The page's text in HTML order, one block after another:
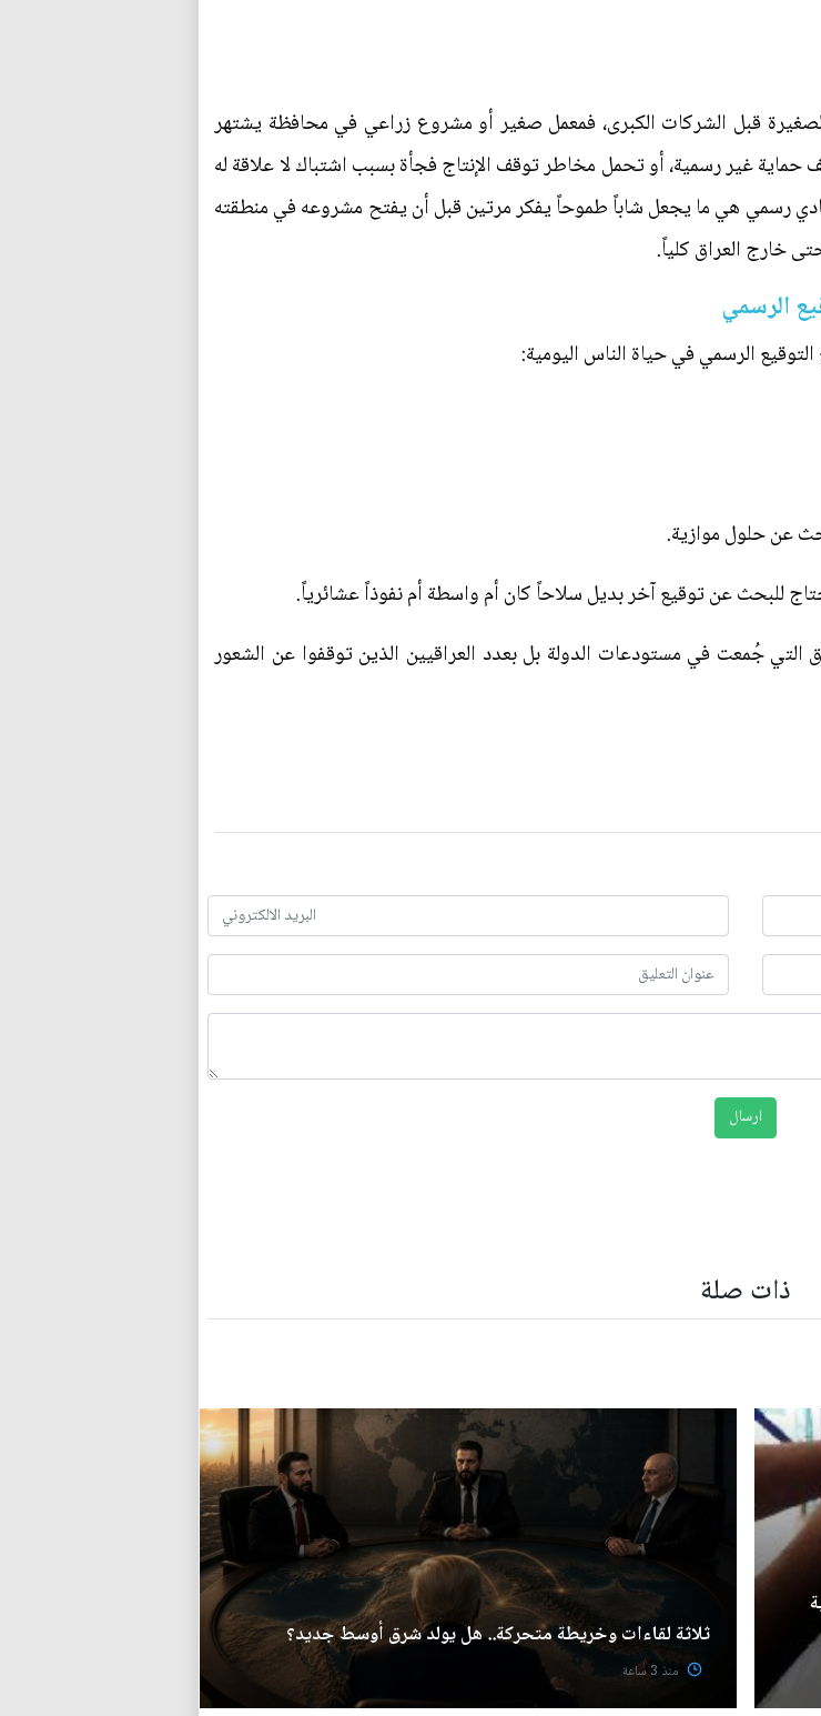
قبل الشركات الكبرى، فمعمل صغير أو مشروع زراعي في محافظة يشتهر
غير رسمية، أو تحمل مخاطر توقف الإنتاج فجأة بسبب اشتباك لا علاقة له
رسمي هي ما يجعل شاباً طموحاً يفكر مرتين قبل أن يفتح مشروعه في منطقته
خارج العراق كلياً.
الرسمي
الرسمي في حياة الناس اليومية:
عن حلول موازية.
للبحث عن توقيع آخر بديل سلاحاً كان أم واسطة أم نفوذاً عشائرياً.
جُمعت في مستودعات الدولة بل بعدد العراقيين الذين توقفوا عن الشعور
ذات صلة
ثلاثة لقاءات وخريطة متحركة.. هل يولد شرق أوسط جديد؟
منذ 3 ساعة